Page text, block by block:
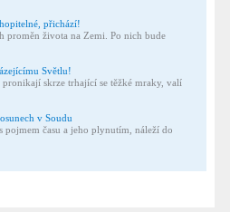
přichází!
proměn života na Zemi. Po nich bude
Světlu!
skrze trhající se těžké mraky, valí
v Soudu
pojmem času a jeho plynutím, náleží do